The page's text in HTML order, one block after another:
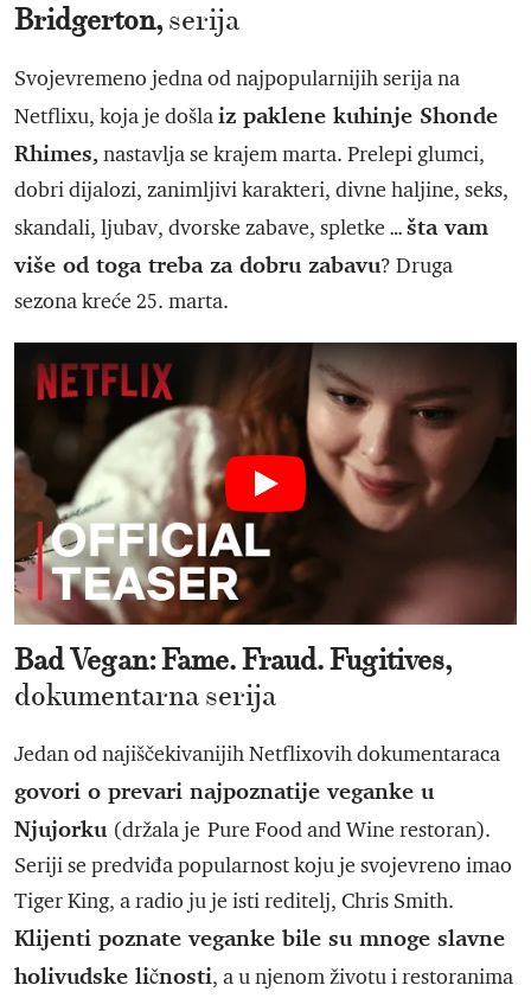
Bridgerton,serija
Svojevremeno jedna od najpopularnijih serija na
Netflixu, koja je došlaiz paklene kuhinje Shonde
Rhimes, nastavlja se krajem marta. Prelepi glumci,
dobri dijalozi, zanimljivi karakteri, divne haljine, seks,
skandali, ljubav, dvorske zabave, spletke …šta vam
više od toga treba za dobru zabavu? Druga
sezona kreće 25. marta.
Bad Vegan: Fame. Fraud. Fugitives,
dokumentarna serija
Jedan od najiščekivanijih Netflixovih dokumentaraca
govori o prevari najpoznatije veganke u
Njujorku (držala je Pure Food and Wine restoran).
Seriji se predviđa popularnost koju je svojevreno imao
Tiger King, a radio ju je isti reditelj, Chris Smith.
Klijenti poznate veganke bile su mnoge slavne
holivudske ličnosti, a u njenom životu i restoranima